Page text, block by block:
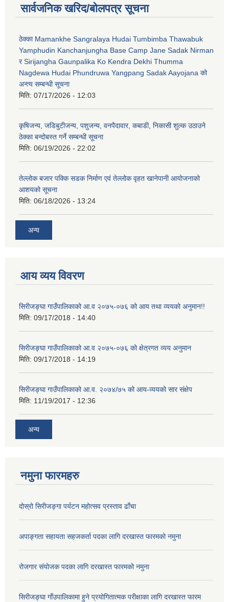
सार्वजनिक खरिद/बोलपत्र सूचना
ठेक्का Mamankhe Sangralaya Hudai Tumbimba Thawabuk
Yamphudin Kanchanjungha Base Camp Jane Sadak Nirman
र Sirijangha Gaunpalika Ko Kendra Dekhi Thumma
Nagdewa Hudai Phundruwa Yangpang Sadak Aayojana को
अन्त्य सम्बन्धी सूचना
मिति: 07/17/2026 - 12:03
कृषिजन्य, जडिबुटीजन्य, पशुजन्य, वनपैदावार, कबाडी, निकासी शुल्क उठाउने
ठेक्का बन्दोबस्त गर्ने सम्बन्धी सूचना
मिति: 06/19/2026 - 22:02
तेल्लोक बजार पक्कि सडक निर्माण एवं तेल्लोक वृहत खानेपानी आयोजनाको
आशयको सूचना
मिति: 06/18/2026 - 13:24
अन्य
आय व्यय विवरण
सिरीजङ्घा गाउँपालिकाको आ.व २०७५-०७६ को आय तथा व्ययको अनुमान!!
मिति: 09/17/2018 - 14:40
सिरीजङ्घा गाउँपालिकाको आ.व २०७५-०७६ को क्षेत्रगत व्यय अनुमान
मिति: 09/17/2018 - 14:19
सिरीजङ्घा गाउँपालिकाको आ.व. २०७४/७५ को आय-व्ययको सार संक्षेप
मिति: 11/19/2017 - 12:36
अन्य
नमुना फारमहरु
दोस्रो सिरीजङ्गा पर्यटन महोत्सव प्रस्ताव ढाँचा
अपाङ्गता सहायता सहजकर्ता पदका लागि दरखास्त फारमको नमुना
रोजगार संयोजक पदका लागि दरखास्त फारमको नमुना
सिरीजङ्घा गाँउपालिकामा हुने प्रयोगितात्मक परीक्षाका लागि दरखास्त फारम